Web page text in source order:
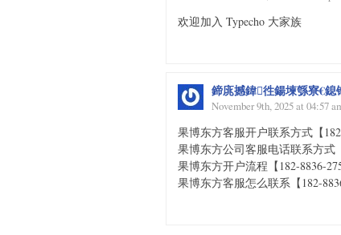
欢迎加入 Typecho 大家族
鍗庣撼鍏徃鍚堜綔寮€鎴
November 9th, 2025 at 04:57
果博东方客服开户联系方式【
果博东方公司客服电话联系方式
果博东方开户流程【182-8836-
果博东方客服怎么联系【182-